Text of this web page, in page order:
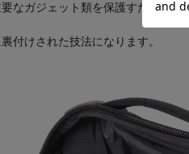
なガジェット類を保護すためのさ
付けされた技法になります。